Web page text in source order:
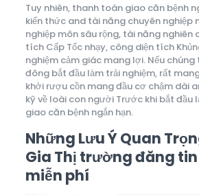
Tuy nhiên, thanh toán giao căn bệnh
kiến thức and tài năng chuyên nghiệp
nghiệp môn sâu rộng, tài năng nghiên
tích Cấp Tốc nhạy, công diện tích
nghiệm cảm giác mang lợi. Nếu
đông bắt đầu làm trải nghiệm, rất
khởi rượu cồn mang đầu cơ chậm dài
kỹ về loài con người Trước khi bắt đầu
giao căn bệnh ngắn hạn.
Những Lưu Ý Quan
Gia Thị trường đăng
miễn phí